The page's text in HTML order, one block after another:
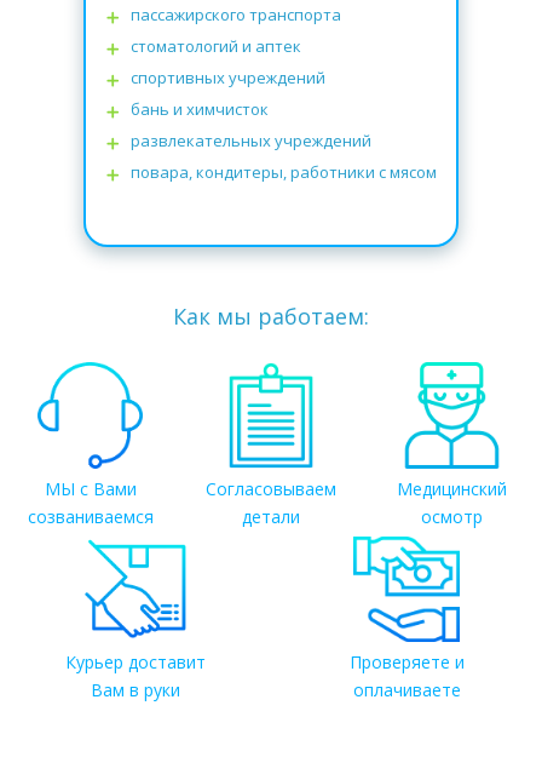
пассажирского транспорта
стоматологий и аптек
спортивных учреждений
бань и химчисток
развлекательных учреждений
повара, кондитеры, работники с мясом
Как мы работаем:
МЫ с Вами
созваниваемся
Согласовываем
детали
Медицинский
осмотр
Курьер доставит
Вам в руки
Проверяете и
оплачиваете